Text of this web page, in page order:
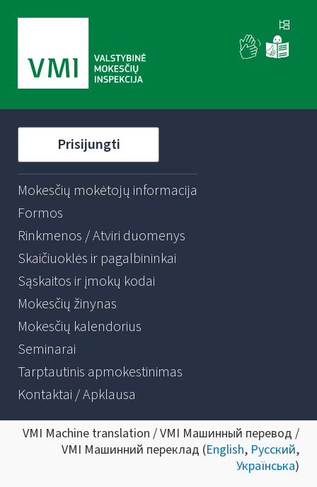
Prisijungti
Mokesčių mokėtojų informacija
Formos
Rinkmenos / Atviri duomenys
Skaičiuoklės ir pagalbininkai
Sąskaitos ir įmokų kodai
Mokesčių žinynas
Mokesčių kalendorius
Seminarai
Tarptautinis apmokestinimas
Kontaktai / Apklausa
VMI Machine translation / VMI Машинный перевод /
VMI Машинний переклад (English, Русский,
Українська)